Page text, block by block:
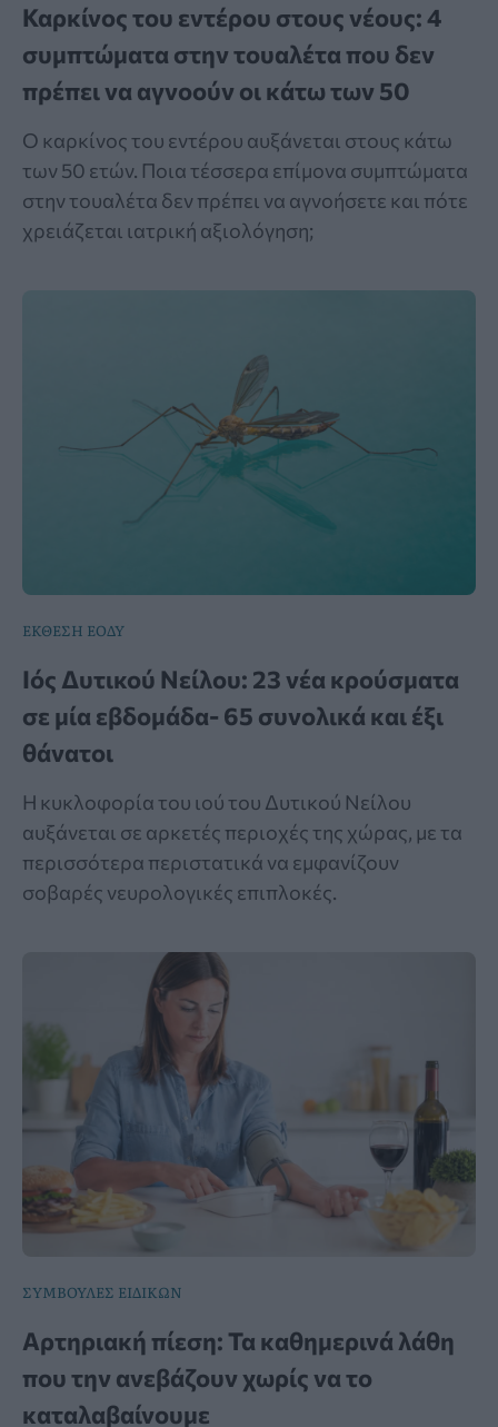
Καρκίνος του εντέρου στους νέους: 4
συμπτώματα στην τουαλέτα που δεν
πρέπει να αγνοούν οι κάτω των 50
Ο καρκίνος του εντέρου αυξάνεται στους κάτω
των 50 ετών. Ποια τέσσερα επίμονα συμπτώματα
στην τουαλέτα δεν πρέπει να αγνοήσετε και πότε
χρειάζεται ιατρική αξιολόγηση;
ΕΚΘΕΣΗ ΕΟΔΥ
Ιός Δυτικού Νείλου: 23 νέα κρούσματα
σε μία εβδομάδα- 65 συνολικά και έξι
θάνατοι
Η κυκλοφορία του ιού του Δυτικού Νείλου
αυξάνεται σε αρκετές περιοχές της χώρας, με τα
περισσότερα περιστατικά να εμφανίζουν
σοβαρές νευρολογικές επιπλοκές.
ΣΥΜΒΟΥΛΕΣ ΕΙΔΙΚΩΝ
Αρτηριακή πίεση: Τα καθημερινά λάθη
που την ανεβάζουν χωρίς να το
καταλαβαίνουμε